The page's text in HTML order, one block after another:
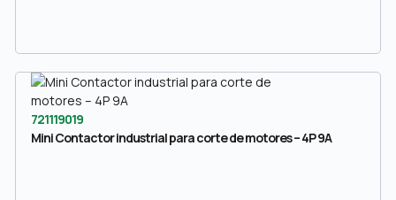
721119019
Mini Contactor industrial para corte de motores – 4P 9A